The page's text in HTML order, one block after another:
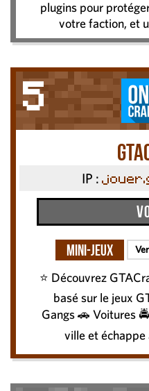
plugins pour
votre faction, et
5
IP :
Mini-Jeux
⭐️ Découvrez
basé sur le jeux
Gangs 🚗 Voitures
ville et échappe